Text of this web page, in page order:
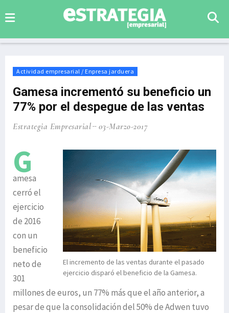
Actividad empresarial / Enpresa jarduera
Gamesa incrementó su beneficio un
77% por el despegue de las ventas
Estrategia Empresarial 03-Marzo-2017
El incremento de las ventas durante el pasado
ejercicio disparó el beneficio de la Gamesa.
G
amesa
cerró el
ejercicio
de 2016
con un
beneficio
neto de
301
millones de euros, un 77% más que el año anterior, a
pesar de que la consolidación del 50% de Adwen tuvo